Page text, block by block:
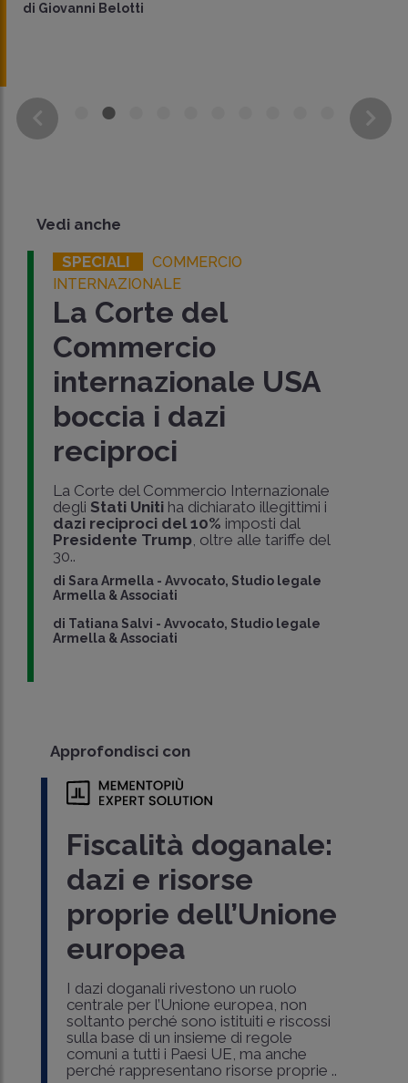
di Giovanni Belotti
Vedi anche
SPECIALI
COMMERCIO
INTERNAZIONALE
La Corte del
Commercio
internazionale USA
boccia i dazi
reciproci
La Corte del Commercio Internazionale
degliStati Uniti ha dichiarato illegittimi i
dazi reciproci del 10% imposti dal
Presidente Trump, oltre alle tariffe del
30..
di Sara Armella -Avvocato, Studio legale
Armella & Associati
di Tatiana Salvi -Avvocato, Studio legale
Armella & Associati
Approfondisci con
Fiscalità doganale:
dazi e risorse
proprie dell’Unione
europea
I dazi doganali rivestono un ruolo
centrale per l’Unione europea, non
soltanto perché sono istituiti e riscossi
sulla base di un insieme di regole
comuni a tutti i Paesi UE, ma anche
perché rappresentano risorse proprie ..